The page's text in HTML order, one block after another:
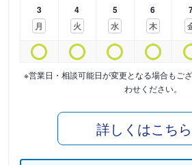
3
月
4
火
5
水
6
木
※営業日・相談可能日が変更となる場合もご
わせください。
詳しくはこちら